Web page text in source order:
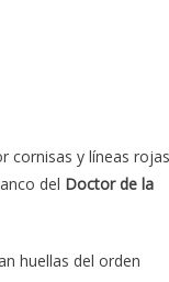
cornisas y líneas rojas
del Doctor de la
huellas del orden